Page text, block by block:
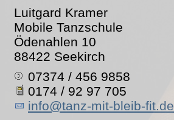
Luitgard Kramer
Mobile Tanzschule
Ödenahlen 10
88422 Seekirch
07374 / 456 9858
0174 / 92 97 705
info@tanz-mit-bleib-fit.de